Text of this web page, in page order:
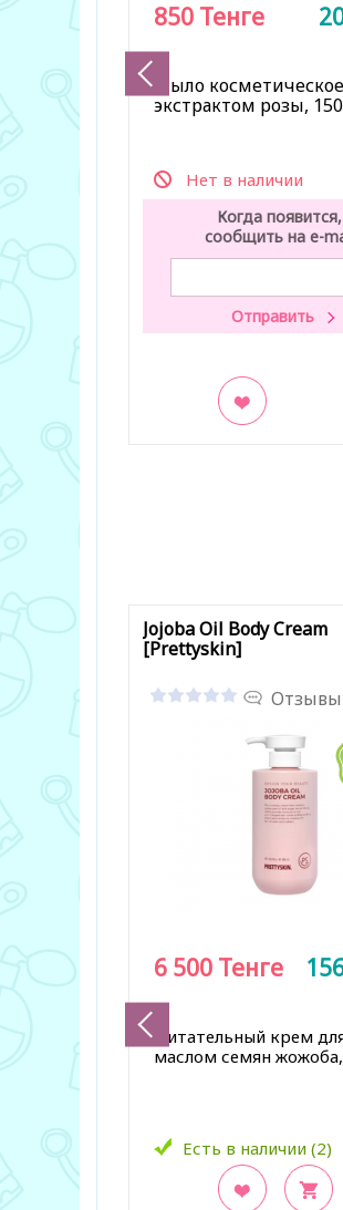
Мыло
экстрактом розы,
Нет в наличии
850 Тенге
Когда появится,
сообщить на e-
Jojoba Oil Body Cream
[Prettyskin]
Отзывы
Питательный крем
маслом семян
Есть в наличии (2)
6 500 Тенге